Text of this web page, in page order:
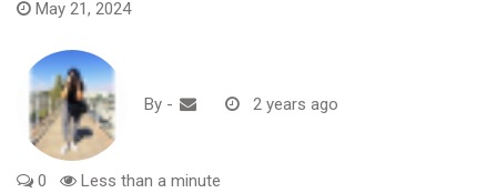
May 21, 2024
By - 2 years ago
0 Less than a minute